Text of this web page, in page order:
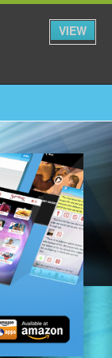
VIEW